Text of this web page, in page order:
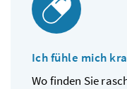
Ich fühle mich
Wo finden Sie